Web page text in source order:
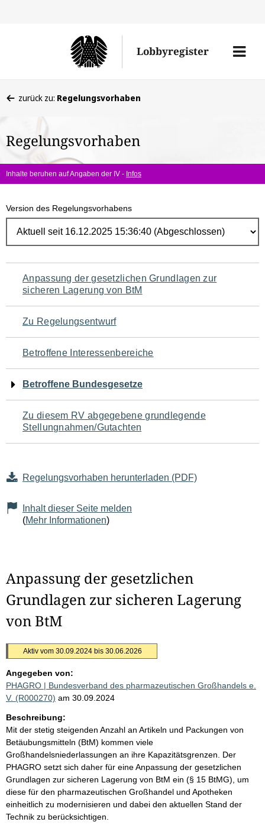
Lobbyregister
Menü
befinden
hier:
zurück zu: Regelungsvorhaben
Regelungsvorhaben
Inhalte beruhen auf Angaben der IV - Infos
Version des Regelungsvorhabens
Navigation
für
den
Seiteninhalt
Anpassung der gesetzlichen Grundlagen zur
sicheren Lagerung von BtM
Zu Regelungsentwurf
Betroffene Interessenbereiche
Betroffene Bundesgesetze
Zu diesem RV abgegebene grundlegende
Stellungnahmen/Gutachten
Regelungsvorhaben herunterladen (PDF)
Inhalt dieser Seite melden
(Mehr Informationen)
Anpassung der gesetzlichen
Grundlagen zur sicheren Lagerung
von BtM
Aktiv vom 30.09.2024 bis 30.06.2026
Angegeben von:
PHAGRO | Bundesverband des pharmazeutischen Großhandels e.
V. (R000270) am 30.09.2024
Beschreibung:
Mit der stetig steigenden Anzahl an Artikeln und Packungen von
Betäubungsmitteln (BtM) kommen viele
Großhandelsniederlassungen an ihre Kapazitätsgrenzen. Der
PHAGRO setzt sich daher für eine Anpassung der gesetzlichen
Grundlagen zur sicheren Lagerung von BtM ein (§ 15 BtMG), um
diese für den pharmazeutischen Großhandel und Apotheken
einheitlich zu modernisieren und dabei den aktuellen Stand der
Technik zu berücksichtigen.